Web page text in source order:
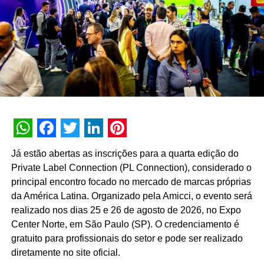
performance e na recuperação muscular. “Queremos
mostrar que a suplementação faz parte de um contexto
muito maior, que envolve alimentação equilibrada,
atividade física e informação de qualidade. O Vitafor Spin
Open Air foi pensado justamente para proporcionar essa
experiência ao público”, destaca Débora Dutra, diretora
de marketing da Vitafor Group.
já impactou mais de 7 mil pessoas em 10 edições do
evento reforça o calendário de ações proprietárias fora do
ambiente tradicional dos estúdios. “O Spin Open Air
traduz a essência da Spin’n Soul ao proporcionar uma
experiência que vai além da atividade física. Hoje, as
pessoas buscam cada vez mais momentos que conectem
saúde, entretenimento e comunidade. É isso que
queremos proporcionar ao transformar espaços da cidade
em ambientes de encontro, movimento e bem-estar”,
WhatsApp
Facebook
Twitter
LinkedIn
Pinterest
Já estão abertas as inscrições para a quarta edição do
Private Label Connection (PL Connection), considerado o
principal encontro focado no mercado de marcas próprias
da América Latina. Organizado pela Amicci, o evento será
realizado nos dias 25 e 26 de agosto de 2026, no Expo
Center Norte, em São Paulo (SP). O credenciamento é
gratuito para profissionais do setor e pode ser realizado
diretamente no site oficial.